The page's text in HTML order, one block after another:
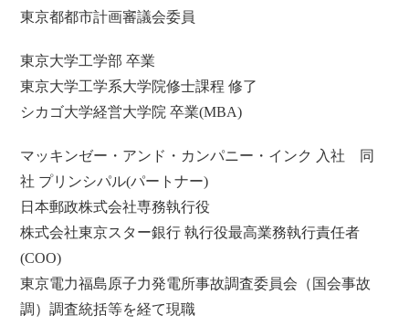
東京都都市計画審議会委員
東京大学工学部 卒業
東京大学工学系大学院修士課程 修了
シカゴ大学経営大学院 卒業(MBA)
マッキンゼー・アンド・カンパニー・インク 入社 同
社 プリンシパル(パートナー)
日本郵政株式会社専務執行役
株式会社東京スター銀行 執行役最高業務執行責任者
(COO)
東京電力福島原子力発電所事故調査委員会（国会事故
調）調査統括等を経て現職